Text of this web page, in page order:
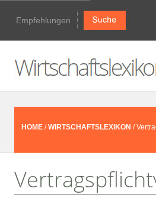
Empfehlungen
HOME /WIRTSCHAFTSLEXIKON /